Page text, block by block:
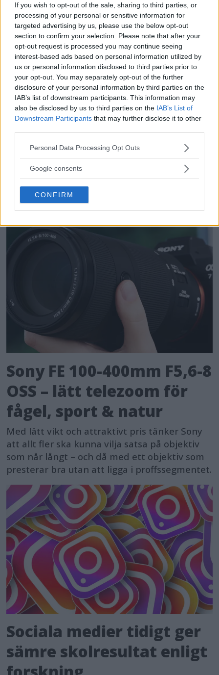
If you wish to opt-out of the sale, sharing to third parties, or
processing of your personal or sensitive information for
targeted advertising by us, please use the below opt-out
section to confirm your selection. Please note that after your
opt-out request is processed you may continue seeing
interest-based ads based on personal information utilized by
us or personal information disclosed to third parties prior to
your opt-out. You may separately opt-out of the further
disclosure of your personal information by third parties on the
IAB’s list of downstream participants. This information may
also be disclosed by us to third parties on the IAB’s List of
Downstream Participants that may further disclose it to other
Please note that this website/app uses one or more Google
not limited to your visit or usage behaviour. You may click to
use your data for below specified purposes in below Google
consent section.
Personal Data Processing Opt Outs
Google consents
CONFIRM
Sony FE 100-400mm F5,6-8
OSS – lätt telezoom för
fågel, sport & natur
F3 Foto – Sveriges nya
fotodagar till Göteborg,
Lund & Stockholm
Dolby Vision 2 lanseras –
nästa generation HDR
ger bättre bild
Sony FE 100-400mm F5,6-8
OSS – lätt telezoom för
fågel, sport & natur
Med lätt vikt och attraktivt pris tänker Sony
att allt fler ska kunna vilja satsa på objektiv
som når långt – och då med ett objektiv som
presterar bra utan att ligga i proffssegmentet.
Sociala medier tidigt ger
sämre skolresultat enligt